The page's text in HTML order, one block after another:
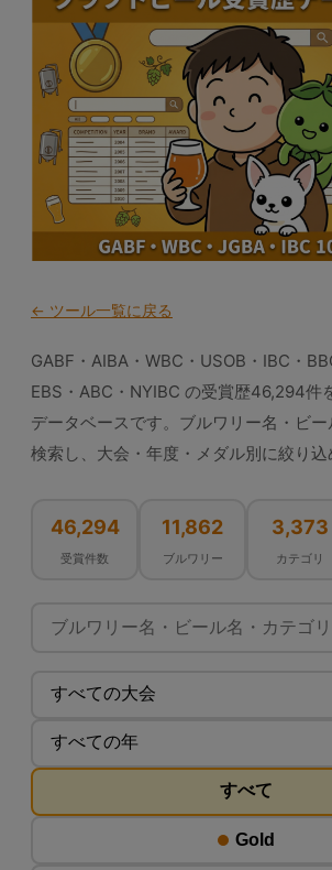
← ツール一覧に戻る
GABF・AIBA・WBC・USOB・IBC・
EBS・ABC・NYIBC の受賞歴46,294件
データベースです。ブルワリー名・ビ
検索し、大会・年度・メダル別に絞り込
46,294
受賞件数
11,862
ブルワリー
3,373
カテゴリ
すべて
Gold